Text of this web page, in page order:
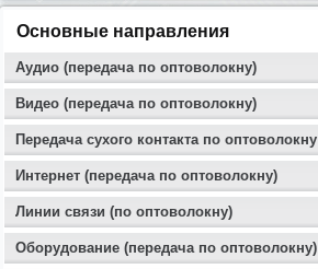
Основные направления
Аудио (передача по оптоволокну)
Видео (передача по оптоволокну)
Передача сухого контакта по оптоволокну
Интернет (передача по оптоволокну)
Линии связи (по оптоволокну)
Оборудование (передача по оптоволокну)